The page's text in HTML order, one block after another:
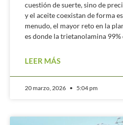
cuestión de suerte, sino de
y el aceite coexistan de forma
menudo, el mayor reto en la
es donde la trietanolamina 99%
LEER MÁS
20 marzo, 2026 5:04 pm